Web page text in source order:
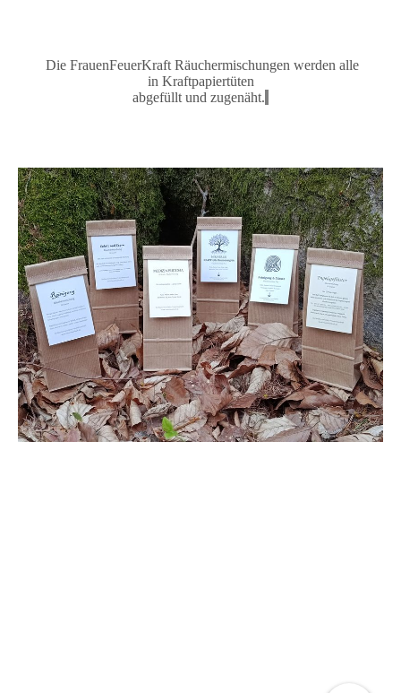
Die FrauenFeuerKraft Räuchermischungen werden alle
in Kraftpapiertüten
abgefüllt und zugenäht.